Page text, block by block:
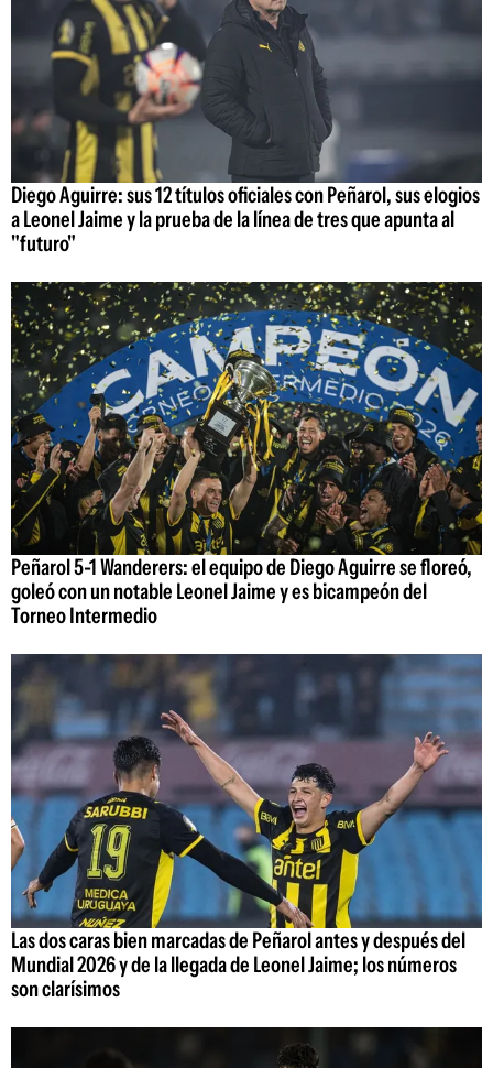
Diego Aguirre: sus 12 títulos oficiales con Peñarol, sus elogios
a Leonel Jaime y la prueba de la línea de tres que apunta al
"futuro"
Peñarol 5-1 Wanderers: el equipo de Diego Aguirre se floreó,
goleó con un notable Leonel Jaime y es bicampeón del
Torneo Intermedio
Las dos caras bien marcadas de Peñarol antes y después del
Mundial 2026 y de la llegada de Leonel Jaime; los números
son clarísimos